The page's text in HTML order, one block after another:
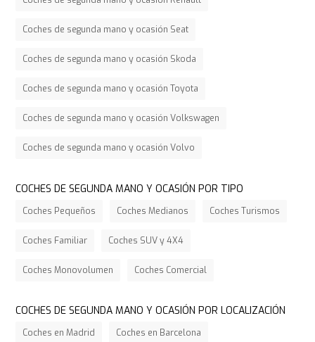
Coches de segunda mano y ocasión Seat
Coches de segunda mano y ocasión Skoda
Coches de segunda mano y ocasión Toyota
Coches de segunda mano y ocasión Volkswagen
Coches de segunda mano y ocasión Volvo
COCHES DE SEGUNDA MANO Y OCASIÓN POR TIPO
Coches Pequeños Coches Medianos Coches Turismos
Coches Familiar Coches SUV y 4X4
Coches Monovolumen Coches Comercial
COCHES DE SEGUNDA MANO Y OCASIÓN POR LOCALIZACIÓN
Coches en Madrid Coches en Barcelona